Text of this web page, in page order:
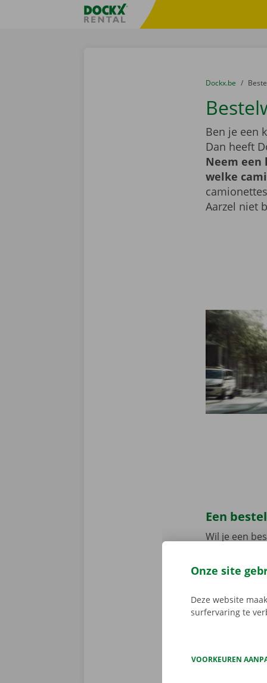
Taalselectie overslaanFratello DEMO
U bevindt zich
van
Dockx.be naar
Ben je een
Dan heeft
Neem een
welke
Aarzel niet
Een
Wil je een
via de app
Service
sleutel.
Onze site
Deze website
surfervaring te
VOORKEUREN